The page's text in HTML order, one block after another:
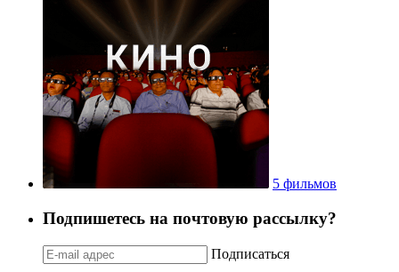
5 фильмов
Подпишетесь на почтовую рассылку?
Подписаться